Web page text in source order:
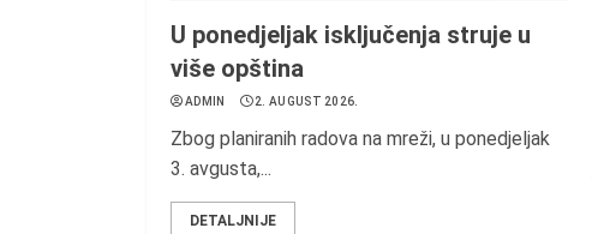
U ponedjeljak isključenja struje u
više opština
ADMIN 2. AUGUST 2026.
Zbog planiranih radova na mreži, u ponedjeljak
3. avgusta,...
DETALJNIJE